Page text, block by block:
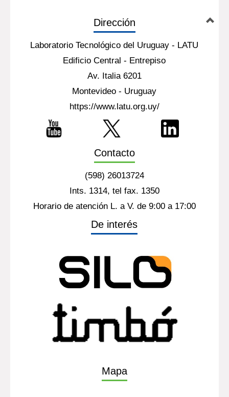
Dirección
Laboratorio Tecnológico del Uruguay - LATU
Edificio Central - Entrepiso
Av. Italia 6201
Montevideo - Uruguay
https://www.latu.org.uy/
Contacto
(598) 26013724
Ints. 1314, tel fax. 1350
Horario de atención L. a V. de 9:00 a 17:00
De interés
Mapa